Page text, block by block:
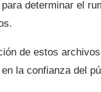
determinar el
de estos
la confianza del